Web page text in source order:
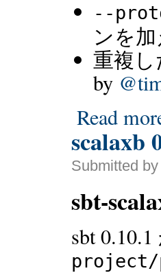
--
ンを
重複
by
Read
scalaxb
Submitted
sbt-
sbt